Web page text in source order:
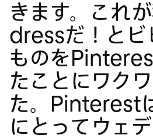
きます。これ
dressだ！とビ
ものを
たことにワク
た。Pinterest
にとってウェ